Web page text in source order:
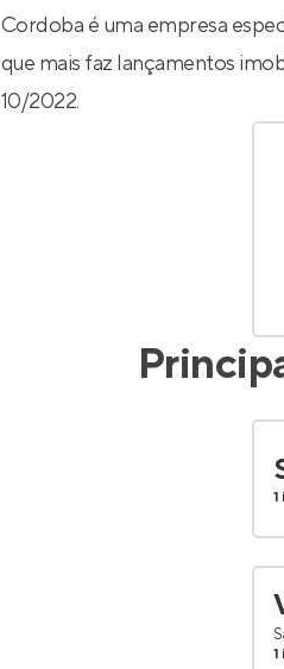
Cordoba é uma empresa
que mais faz lançamentos
10/2022.
1
1